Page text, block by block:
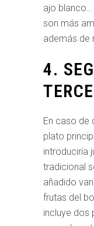
ajo
son más
además de
4.
En caso de
plato
introduciría
tradicional
añadido
frutas del
incluye dos